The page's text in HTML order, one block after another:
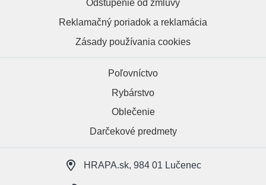
Odstúpenie od zmluvy
Reklamačný poriadok a reklamácia
Zásady používania cookies
Poľovníctvo
Rybárstvo
Oblečenie
Darčekové predmety
HRAPA.sk, 984 01 Lučenec